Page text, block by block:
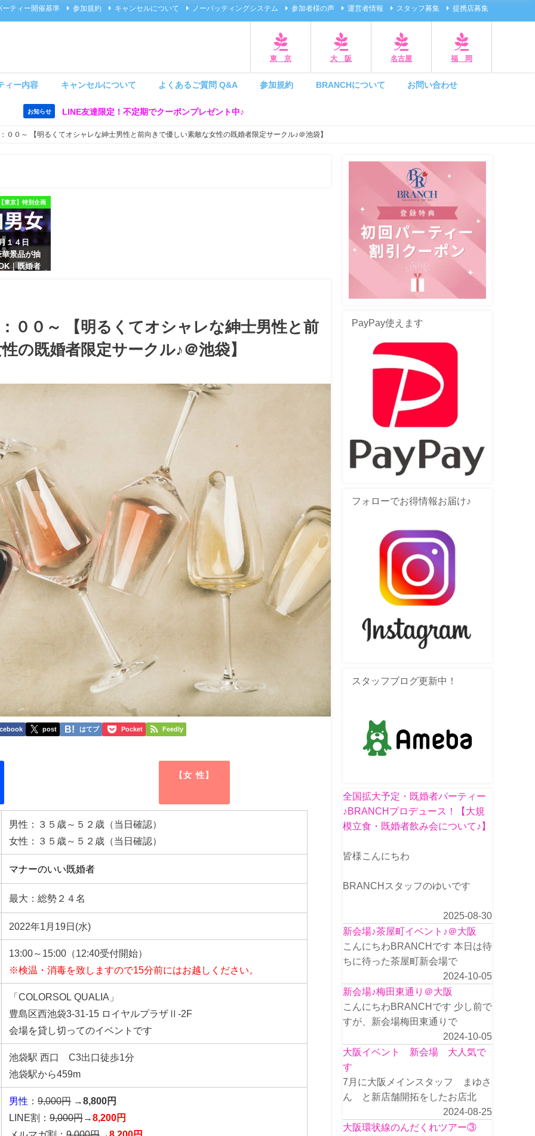
ーティー開催基準 参加規約 キャンセルについて ノーバッティングシステム 参加者様の声 運営者情報 スタッフ募集 提携店募集
東 京 大 阪 名古屋 福 岡
ィー内容 キャンセルについて よくあるご質問 Q&A 参加規約 BRANCHについて お問い合わせ
お知らせ LINE友達限定！不定期でクーポンプレゼント中♪
００～ 【明るくてオシャレな紳士男性と前向きで優しい素敵な女性の既婚者限定サークル♪＠池袋】
東京】特別企画
１４日
景品が抽
｜既婚者
００～ 【明るくてオシャレな紳士男性と前
の既婚者限定サークル♪＠池袋】
post はてブ Pocket Feedly
【女 性】
男性：３５歳～５２歳（当日確認）
女性：３５歳～５２歳（当日確認）
マナーのいい既婚者
最大：総勢２４名
2022年1月19日(水)
13:00～15:00（12:40受付開始）
※検温・消毒を致しますので15分前にはお越しください。
「COLORSOL QUALIA」
豊島区西池袋3-31-15 ロイヤルプラザⅡ-2F
会場を貸し切ってのイベントです
池袋駅 西口 C3出口徒歩1分
池袋駅から459m
男性 ： 9,000円 →8,800円
LINE割： 9,000円→8,200円
PayPay使えます
フォローでお得情報お届け♪
スタッフブログ更新中！
全国拡大予定・既婚者パーティー
♪BRANCHプロデュース！【大規
模立食・既婚者飲み会について♪】
皆様こんにちわ
BRANCHスタッフのゆいです
2025-08-30
新会場♪茶屋町イベント♪＠大阪
こんにちわBRANCHです 本日は待
ちに待った茶屋町新会場で
2024-10-05
新会場♪梅田東通り＠大阪
こんにちわBRANCHです 少し前で
すが、新会場梅田東通りで
2024-10-05
大阪イベント 新会場 大人気で
す
7月に大阪メインスタッフ まゆさ
ん と新店舗開拓をしたお店北
2024-08-25
大阪環状線のんだくれツアー③